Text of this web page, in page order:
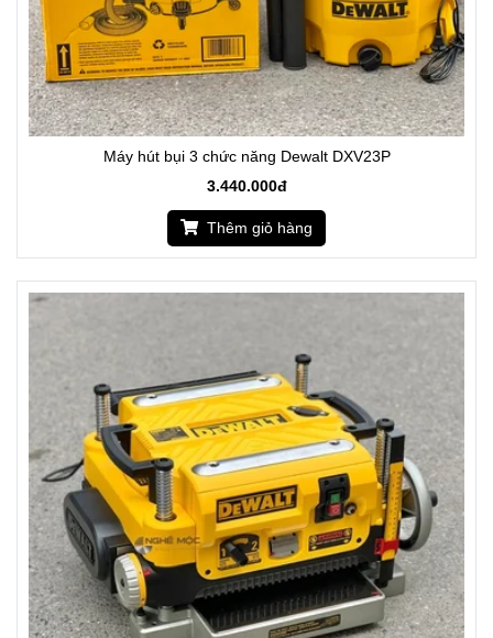
Máy hút bụi 3 chức năng Dewalt DXV23P
3.440.000đ
Thêm giỏ hàng